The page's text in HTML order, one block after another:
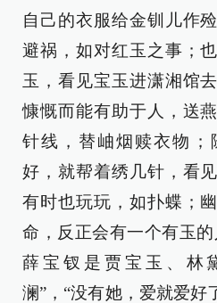
自己的衣服给金钏儿作
避祸，如对红玉之事；
玉，看见宝玉进潇湘馆
慷慨而能有助于人，送
针线，替岫烟赎衣物；
好，就帮着绣几针，看
有时也玩玩，如扑蝶；
命，反正会有一个有玉的
薛宝钗是贾宝玉、林
澜”，“没有她，爱就爱好